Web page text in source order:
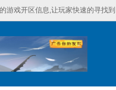
游戏开区信息,让玩家快速的寻找